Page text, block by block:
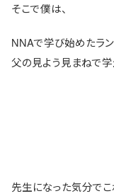
そこで僕は、
NNAで学び始めたラン
父の見よう見まねで学
先生になった気分でこ